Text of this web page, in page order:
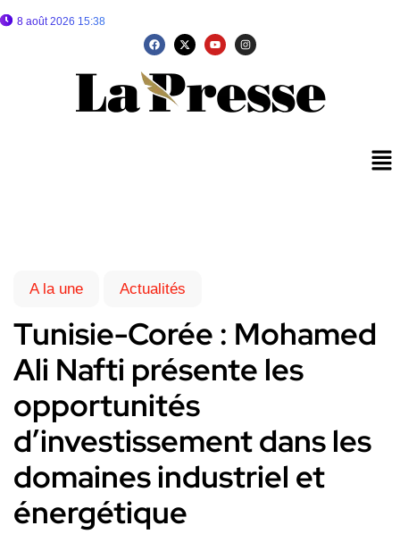
8 août 2026 15:38
A la une Actualités
Tunisie-Corée : Mohamed
Ali Nafti présente les
opportunités
d’investissement dans les
domaines industriel et
énergétique